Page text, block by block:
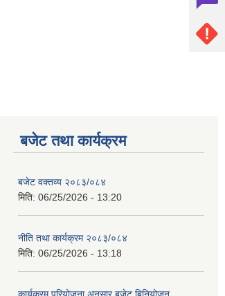
बजेट तथा कार्यक्रम
बजेट वक्तव्य २०८३/०८४
मिति: 06/25/2026 - 13:20
नीति तथा कार्यक्रम २०८३/०८४
मिति: 06/25/2026 - 13:18
कार्यक्रम परियोजना अनुसार बजेट बिनियोजन